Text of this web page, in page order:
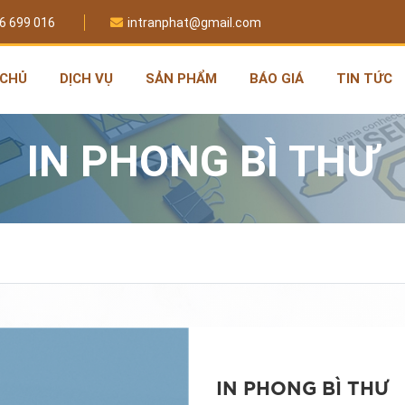
699 016 intranphat@gmail.com
DỊCH VỤ SẢN PHẨM BÁO GIÁ TIN TỨC
IN PHONG BÌ THƯ
IN PHONG BÌ THƯ